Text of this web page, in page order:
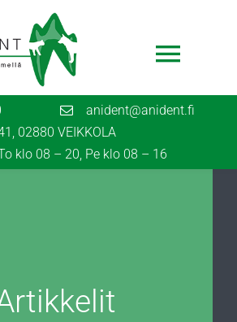
anident@anident.fi
02880 VEIKKOLA
klo 08 – 20, Pe klo 08 – 16